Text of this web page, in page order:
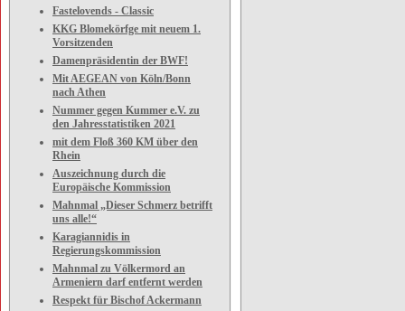
Fastelovends - Classic
KKG Blomekörfge mit neuem 1.
Vorsitzenden
Damenpräsidentin der BWF!
Mit AEGEAN von Köln/Bonn
nach Athen
Nummer gegen Kummer e.V. zu
den Jahresstatistiken 2021
mit dem Floß 360 KM über den
Rhein
Auszeichnung durch die
Europäische Kommission
Mahnmal „Dieser Schmerz betrifft
uns alle!“
Karagiannidis in
Regierungskommission
Mahnmal zu Völkermord an
Armeniern darf entfernt werden
Respekt für Bischof Ackermann